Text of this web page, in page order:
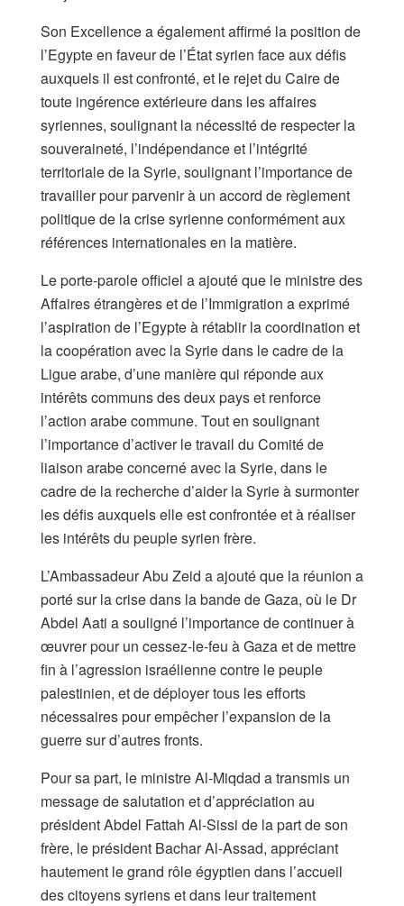
Son Excellence a également affirmé la position de
l’Egypte en faveur de l’État syrien face aux défis
auxquels il est confronté, et le rejet du Caire de
toute ingérence extérieure dans les affaires
syriennes, soulignant la nécessité de respecter la
souveraineté, l’indépendance et l’intégrité
territoriale de la Syrie, soulignant l’importance de
travailler pour parvenir à un accord de règlement
politique de la crise syrienne conformément aux
références internationales en la matière.
Le porte-parole officiel a ajouté que le ministre des
Affaires étrangères et de l’Immigration a exprimé
l’aspiration de l’Egypte à rétablir la coordination et
la coopération avec la Syrie dans le cadre de la
Ligue arabe, d’une manière qui réponde aux
intérêts communs des deux pays et renforce
l’action arabe commune. Tout en soulignant
l’importance d’activer le travail du Comité de
liaison arabe concerné avec la Syrie, dans le
cadre de la recherche d’aider la Syrie à surmonter
les défis auxquels elle est confrontée et à réaliser
les intérêts du peuple syrien frère.
L’Ambassadeur Abu Zeid a ajouté que la réunion a
porté sur la crise dans la bande de Gaza, où le Dr
Abdel Aati a souligné l’importance de continuer à
œuvrer pour un cessez-le-feu à Gaza et de mettre
fin à l’agression israélienne contre le peuple
palestinien, et de déployer tous les efforts
nécessaires pour empêcher l’expansion de la
guerre sur d’autres fronts.
Pour sa part, le ministre Al-Miqdad a transmis un
message de salutation et d’appréciation au
président Abdel Fattah Al-Sissi de la part de son
frère, le président Bachar Al-Assad, appréciant
hautement le grand rôle égyptien dans l’accueil
des citoyens syriens et dans leur traitement